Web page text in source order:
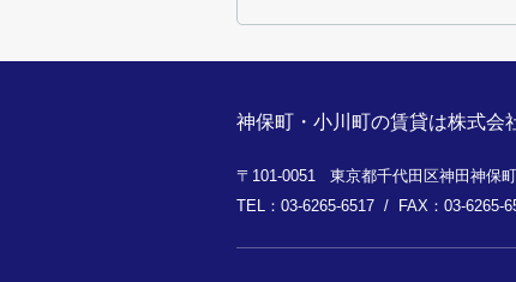
神保町・小川町の賃貸は株式会
〒101-0051 東京都千代田区神田神保
TEL：03-6265-6517 / FAX：03-6265-